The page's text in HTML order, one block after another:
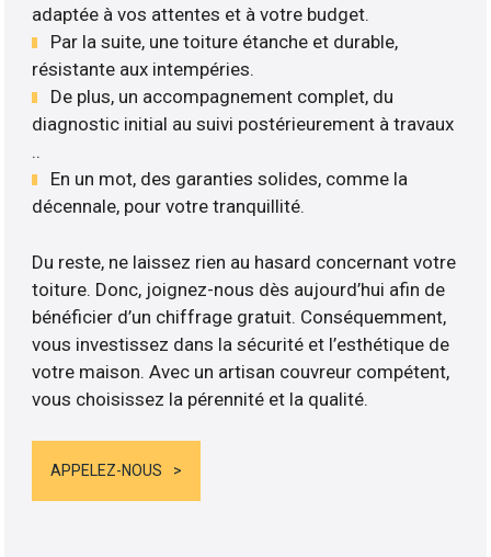
adaptée à vos attentes et à votre budget.
Par la suite, une toiture étanche et durable,
résistante aux intempéries.
De plus, un accompagnement complet, du
diagnostic initial au suivi postérieurement à travaux
..
En un mot, des garanties solides, comme la
décennale, pour votre tranquillité.
Du reste, ne laissez rien au hasard concernant votre
toiture. Donc, joignez-nous dès aujourd’hui afin de
bénéficier d’un chiffrage gratuit. Conséquemment,
vous investissez dans la sécurité et l’esthétique de
votre maison. Avec un artisan couvreur compétent,
vous choisissez la pérennité et la qualité.
APPELEZ-NOUS